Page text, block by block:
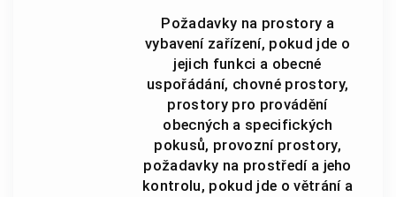
Požadavky na prostory a
vybavení zařízení, pokud jde o
jejich funkci a obecné
uspořádání, chovné prostory,
prostory pro provádění
obecných a specifických
pokusů, provozní prostory,
požadavky na prostředí a jeho
kontrolu, pokud jde o větrání a